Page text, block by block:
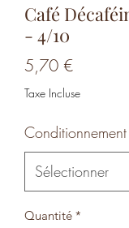
Café
- 4/10
5,70 €Prix
Taxe Incluse
Conditionnement
Quantité *